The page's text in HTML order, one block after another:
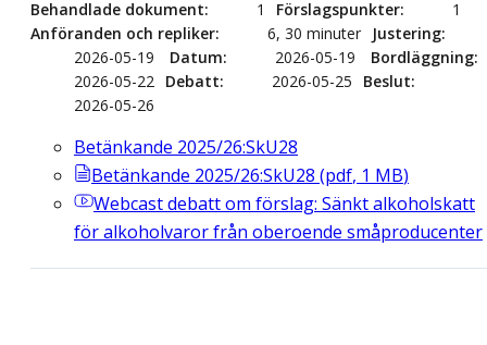
Behandlade dokument 1 Förslagspunkter
1
Anföranden och repliker
6, 30 minuter
Justering
2026-05-19
Datum 2026-05-19
Bordläggning
2026-05-22
Debatt 2026-05-25
Beslut
2026-05-26
Betänkande 2025/26:SkU28
Betänkande 2025/26:SkU28 (pdf, 1 MB)
Webcastdebatt om förslag: Sänkt alkoholskatt
för alkoholvaror från oberoende småproducenter